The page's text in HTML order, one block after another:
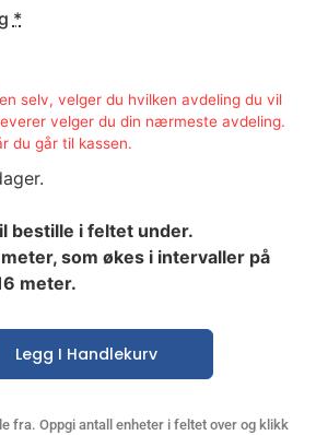
*
selv, velger du hvilken avdeling du vil
velger du din nærmeste avdeling.
du går til kassen.
bestille i feltet under.
som økes i intervaller på
meter.
Legg I Handlekurv
fra. Oppgi antall enheter i feltet over og klikk